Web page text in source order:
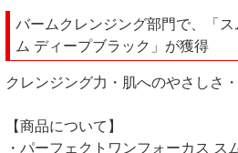
バームクレンジング部門で、「
ム ディープブラック」が獲得
クレンジング力・肌へのやさしさ
【商品について】
・パーフェクトワンフォーカス ス